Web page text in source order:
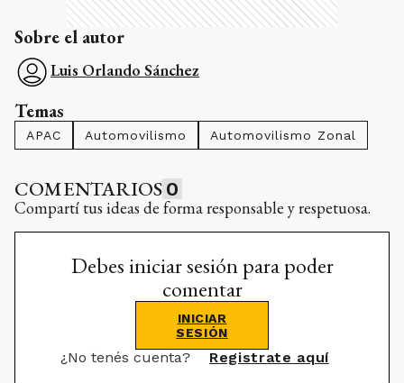
Sobre el autor
Luis Orlando Sánchez
Temas
APAC Automovilismo Automovilismo Zonal
COMENTARIOS 0
Compartí tus ideas de forma responsable y respetuosa.
Debes iniciar sesión para poder
comentar
INICIAR
SESIÓN
¿No tenés cuenta? Registrate aquí